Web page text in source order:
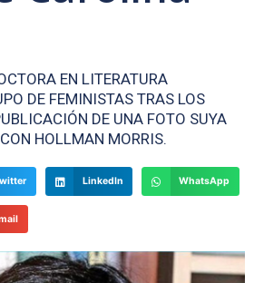
EN LITERATURA
DE FEMINISTAS TRAS LOS
DE UNA FOTO SUYA
HOLLMAN MORRIS.
LinkedIn WhatsApp